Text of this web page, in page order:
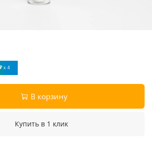
x 4
В корзину
Купить в 1 клик